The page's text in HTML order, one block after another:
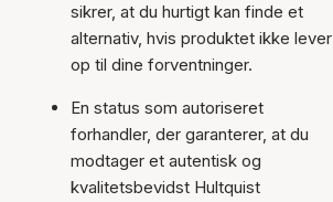
sikrer, at du hurtigt kan finde et
alternativ, hvis produktet ikke lever
op til dine forventninger.
En status som autoriseret
forhandler, der garanterer, at du
modtager et autentisk og
kvalitetsbevidst Hultquist